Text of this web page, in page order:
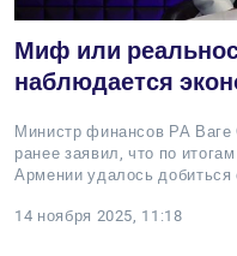
Миф или
наблюдается
Министр финансов РА
ранее заявил, что по
Армении удалось добиться
14 ноября 2025, 11:18